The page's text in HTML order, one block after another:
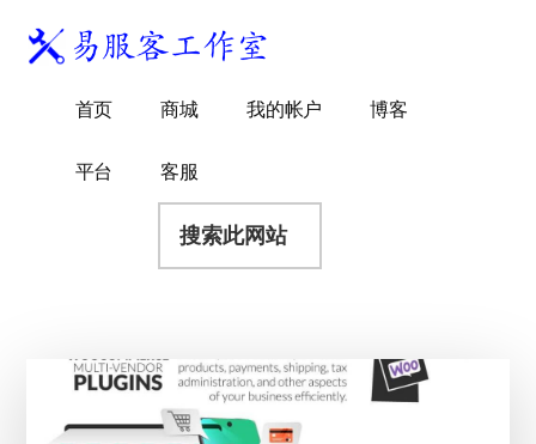
附
加
首页 商城 我的帐户 博客
平台
客服